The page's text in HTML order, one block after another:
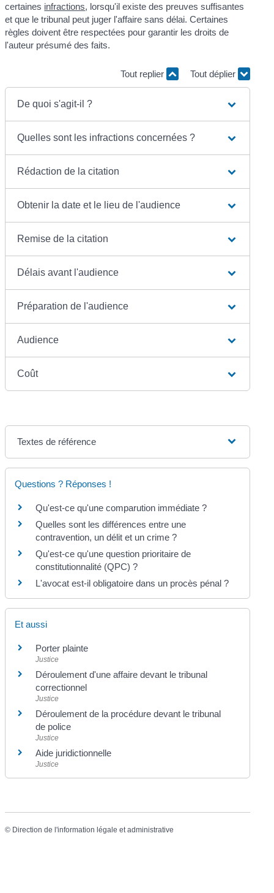
certaines infractions, lorsqu'il existe des preuves suffisantes
et que le tribunal peut juger l'affaire sans délai. Certaines
règles doivent être respectées pour garantir les droits de
l'auteur présumé des faits.
Tout replier Tout déplier
De quoi s'agit-il ?
Quelles sont les infractions concernées ?
Rédaction de la citation
Obtenir la date et le lieu de l'audience
Remise de la citation
Délais avant l'audience
Préparation de l'audience
Audience
Coût
Textes de référence
Questions ? Réponses !
Qu'est-ce qu'une comparution immédiate ?
Quelles sont les différences entre une
contravention, un délit et un crime ?
Qu'est-ce qu'une question prioritaire de
constitutionnalité (QPC) ?
L'avocat est-il obligatoire dans un procès pénal ?
Et aussi
Porter plainte
Justice
Déroulement d'une affaire devant le tribunal
correctionnel
Justice
Déroulement de la procédure devant le tribunal
de police
Justice
Aide juridictionnelle
Justice
© Direction de l'information légale et administrative